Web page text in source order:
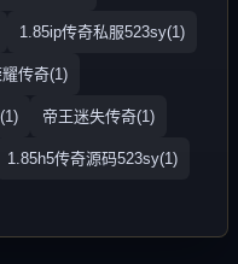
1.85ip传奇私服523sy(1)
传奇(1)
帝王迷失传奇(1)
1.85h5传奇源码523sy(1)